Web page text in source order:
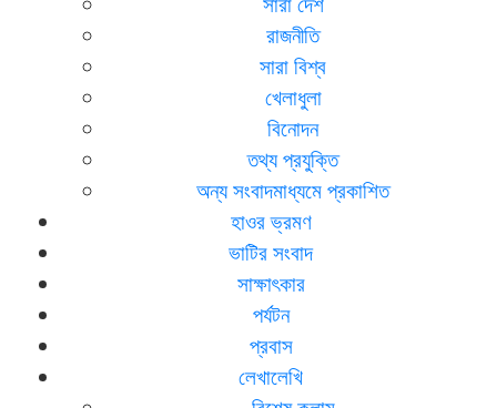
রাজনীতি
সারা বিশ্ব
খেলাধুলা
বিনোদন
তথ্য প্রযুক্তি
অন্য সংবাদমাধ্যমে প্রকাশিত
হাওর ভ্রমণ
ভাটির সংবাদ
সাক্ষাৎকার
পর্যটন
প্রবাস
লেখালেখি